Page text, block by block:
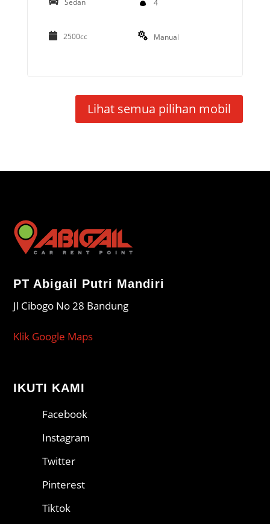
Sedan 4
2500cc Manual
Lihat semua pilihan mobil
PT Abigail Putri Mandiri
Jl Cibogo No 28 Bandung
Klik Google Maps
IKUTI KAMI
Facebook
Instagram
Twitter
Pinterest
Tiktok